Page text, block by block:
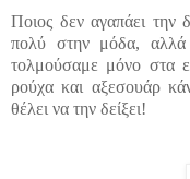
Ποιος δεν αγαπάει την
πολύ στην μόδα, αλλά
τολμούσαμε μόνο στα
ρούχα και αξεσουάρ
θέλει να την δείξει!